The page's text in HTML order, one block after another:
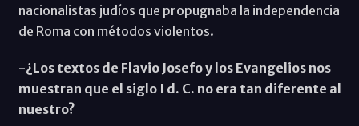
nacionalistas judíos que propugnaba la independencia
de Roma con métodos violentos.
-¿Los textos de Flavio Josefo y los Evangelios nos
muestran que el siglo I d. C. no era tan diferente al
nuestro?